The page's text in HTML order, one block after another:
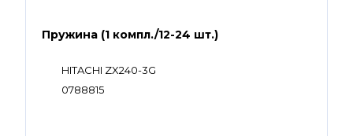
Пружина (1 компл./12-24 шт.)
HITACHI ZX240-3G
0788815